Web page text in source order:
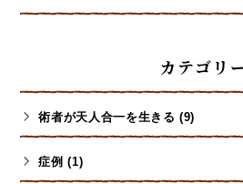
カテゴリ
術者が天人合一を生きる (9)
症例 (1)